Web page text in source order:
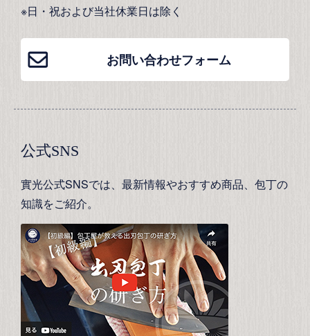
※日・祝および当社休業日は除く
お問い合わせフォーム
公式SNS
實光公式SNSでは、最新情報やおすすめ商品、包丁の
知識をご紹介。